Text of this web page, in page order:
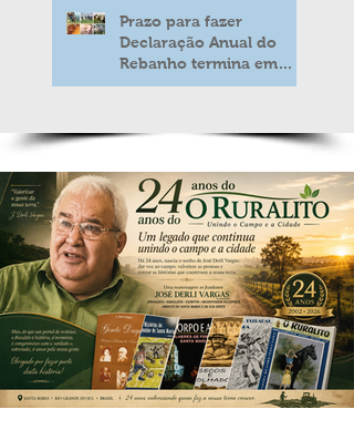
Prazo para fazer
Declaração Anual do
Rebanho termina em
duas semanas